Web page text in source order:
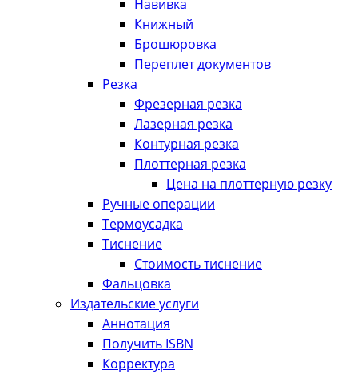
Навивка
Книжный
Брошюровка
Переплет документов
Резка
Фрезерная резка
Лазерная резка
Контурная резка
Плоттерная резка
Цена на плоттерную резку
Ручные операции
Термоусадка
Тиснение
Стоимость тиснение
Фальцовка
Издательские услуги
Аннотация
Получить ISBN
Корректура